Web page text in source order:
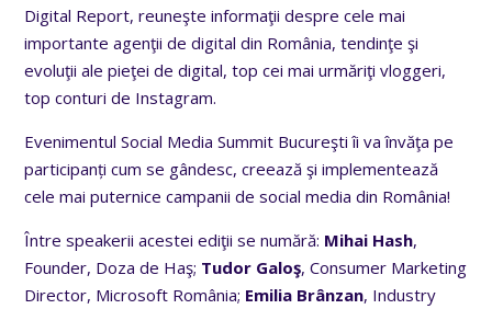
Digital Report, reuneşte informaţii despre cele mai
importante agenţii de digital din România, tendinţe şi
evoluţii ale pieţei de digital, top cei mai urmăriţi vloggeri,
top conturi de Instagram.
Evenimentul Social Media Summit Bucureşti îi va învăţa pe
participanți cum se gândesc, creează şi implementează
cele mai puternice campanii de social media din România!
Între speakerii acestei ediţii se numără: Mihai Hash,
Founder, Doza de Haş; Tudor Galoş, Consumer Marketing
Director, Microsoft România; Emilia Brânzan, Industry